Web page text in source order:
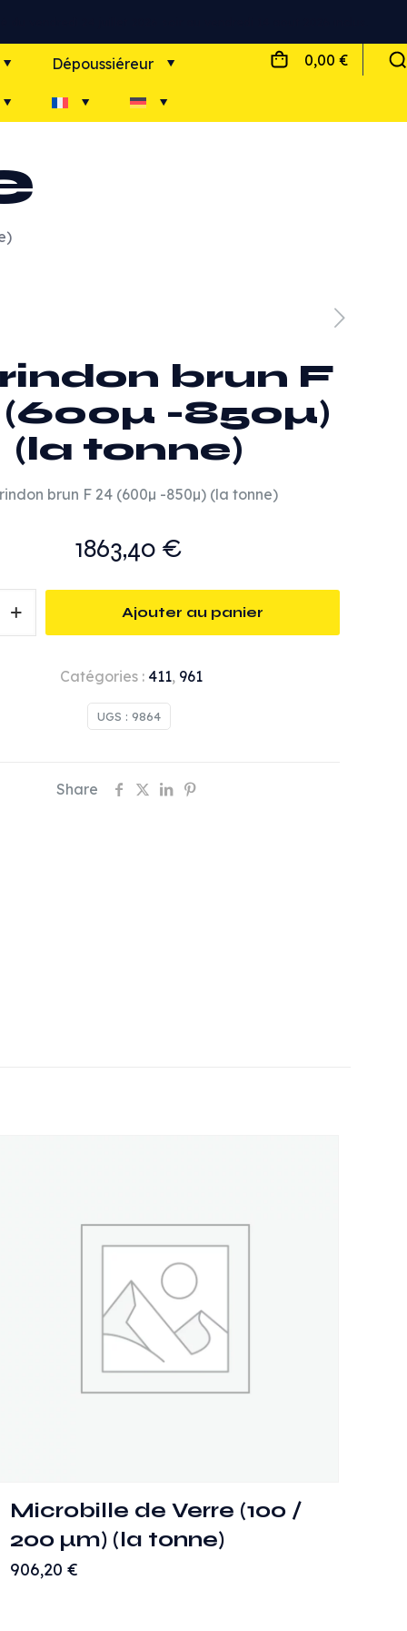
Dépoussiéreur 0,00 €
brun F
-850µ)
(la tonne)
brun F 24 (600µ -850µ) (la tonne)
1863,40€
Ajouter au panier
UGS : 9864
Catégories : 411, 961
Share
Microbille de Verre (100 /
200 µm) (la tonne)
906,20 €